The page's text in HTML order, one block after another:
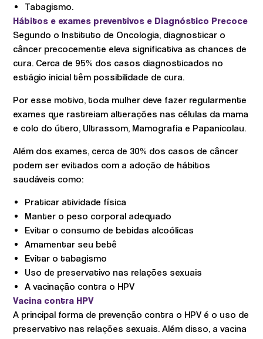
Tabagismo.
Hábitos e exames preventivos e Diagnóstico Precoce
Segundo o Instituto de Oncologia, diagnosticar o
câncer precocemente eleva significativa as chances de
cura. Cerca de 95% dos casos diagnosticados no
estágio inicial têm possibilidade de cura.
Por esse motivo, toda mulher deve fazer regularmente
exames que rastreiam alterações nas células da mama
e colo do útero, Ultrassom, Mamografia e Papanicolau.
Além dos exames, cerca de 30% dos casos de câncer
podem ser evitados com a adoção de hábitos
saudáveis como:
Praticar atividade física
Manter o peso corporal adequado
Evitar o consumo de bebidas alcoólicas
Amamentar seu bebê
Evitar o tabagismo
Uso de preservativo nas relações sexuais
A vacinação contra o HPV
Vacina contra HPV
A principal forma de prevenção contra o HPV é o uso de
preservativo nas relações sexuais. Além disso, a vacina